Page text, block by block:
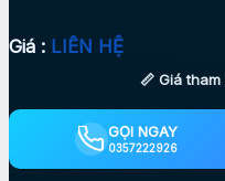
Giá : LIÊN HỆ
📏 Giá
GỌI NGAY
0357222926